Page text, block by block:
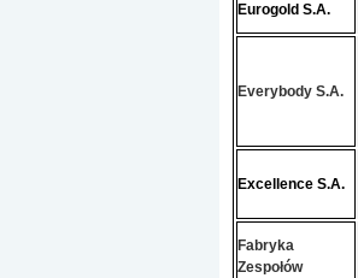
Eurogold S.A.
Everybody S.A.
Excellence S.A.
Fabryka
Zespołów